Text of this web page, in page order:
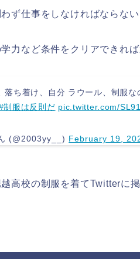
ず仕事をしなければならな
力など条件をクリアできれ
落ち着け、自分 ラウール、制服
制服は反則だ pic.twitter.com/
(@2003yy__) February 19,
高校の制服を着てTwitterに